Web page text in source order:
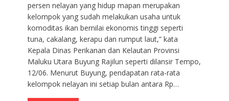
persen nelayan yang hidup mapan merupakan
kelompok yang sudah melakukan usaha untuk
komoditas ikan bernilai ekonomis tinggi seperti
tuna, cakalang, kerapu dan rumput laut,” kata
Kepala Dinas Perikanan dan Kelautan Provinsi
Maluku Utara Buyung Rajilun seperti dilansir Tempo,
12/06. Menurut Buyung, pendapatan rata-rata
kelompok nelayan ini setiap bulan antara Rp…